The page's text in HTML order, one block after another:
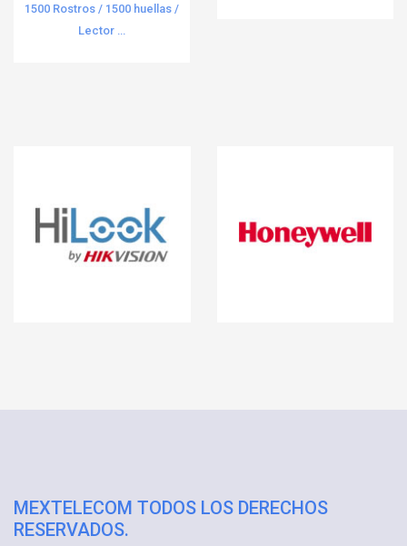
1500 Rostros / 1500 huellas /
Lector ...
MEXTELECOM TODOS LOS DERECHOS
RESERVADOS.